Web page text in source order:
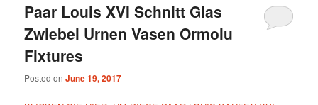
Paar Louis XVI Schnitt Glas
Zwiebel Urnen Vasen Ormolu
Fixtures
Posted onJune 19, 2017